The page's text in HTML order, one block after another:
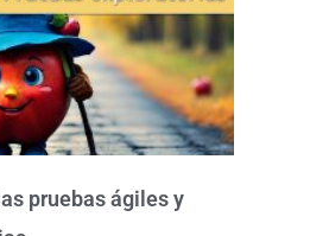
pruebas ágiles y